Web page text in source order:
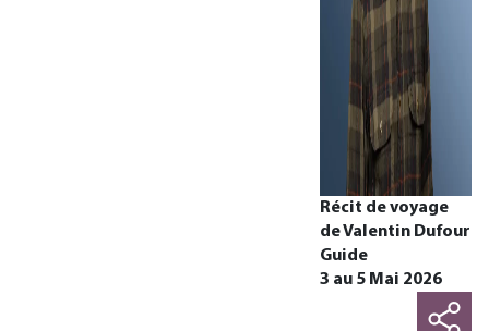
Récit de voyage
de Valentin Dufour
Guide
3 au 5 Mai 2026